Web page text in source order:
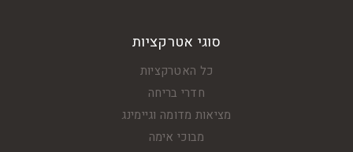
סוגי אטרקציות
כל האטרקציות
חדרי בריחה
מציאות מדומה וגיימינג
מבוכי אימה